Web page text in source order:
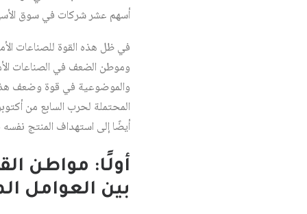
أسهم عشر شركات في سوق
في ظل هذه القوة للصناعات
وموطن الضعف في الصناعات
والموضوعية في قوة وضعف هذه
المحتملة لحرب السابع من
أيضًا إلى استهداف المنتج
أولًا: مواطن
بين العوامل